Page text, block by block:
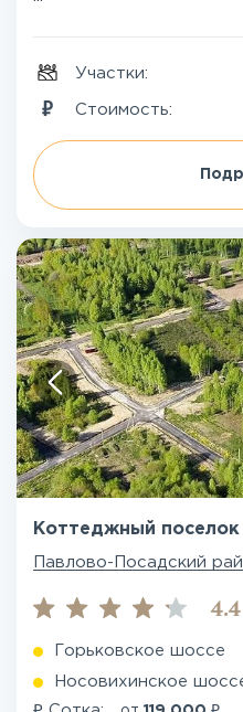
Участки:
Стоимость:
Коттеджный
Павлово-Посадский
4.4
Горьковское шоссе
Носовихинское